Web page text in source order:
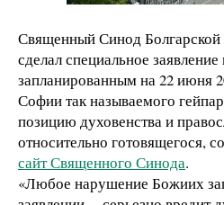
Священный Синод
сделал специальное заявление
запланированным на 22 июня
Софии так называемого
позицию духовенства и
относительно готовящегося,
сайт Священного Синода.
«Любое нарушение Божиих